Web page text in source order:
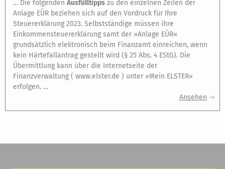
… Die folgenden Ausfülltipps zu den einzelnen Zeilen der
Anlage EÜR beziehen sich auf den Vordruck für Ihre
Steuererklärung 2023. Selbstständige müssen ihre
Einkommensteuererklärung samt der »Anlage EÜR«
grundsätzlich elektronisch beim Finanzamt einreichen, wenn
kein Härtefallantrag gestellt wird (§ 25 Abs. 4 EStG). Die
Übermittlung kann über die Internetseite der
Finanzverwaltung ( www.elster.de ) unter »Mein ELSTER«
erfolgen. …
Ansehen